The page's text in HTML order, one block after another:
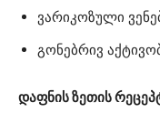
ვარიკოზული
გონებრივ
დაფნის ზეთის